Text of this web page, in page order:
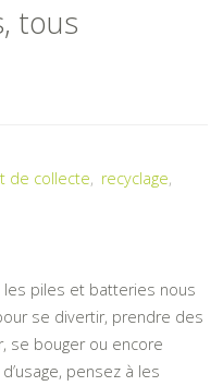
tous
de collecte, recyclage,
piles et batteries nous
se divertir, prendre des
se bouger ou encore
pensez à les